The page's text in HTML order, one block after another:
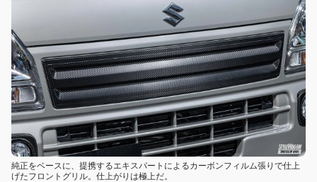
純正をベースに、提携するエキスパートによるカーボンフィルム張りで仕上
げたフロントグリル。仕上がりは極上だ。